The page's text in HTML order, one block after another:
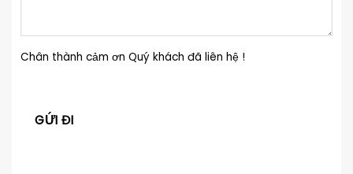
Chân thành cảm ơn Quý khách đã liên hệ !
GỨI ĐI